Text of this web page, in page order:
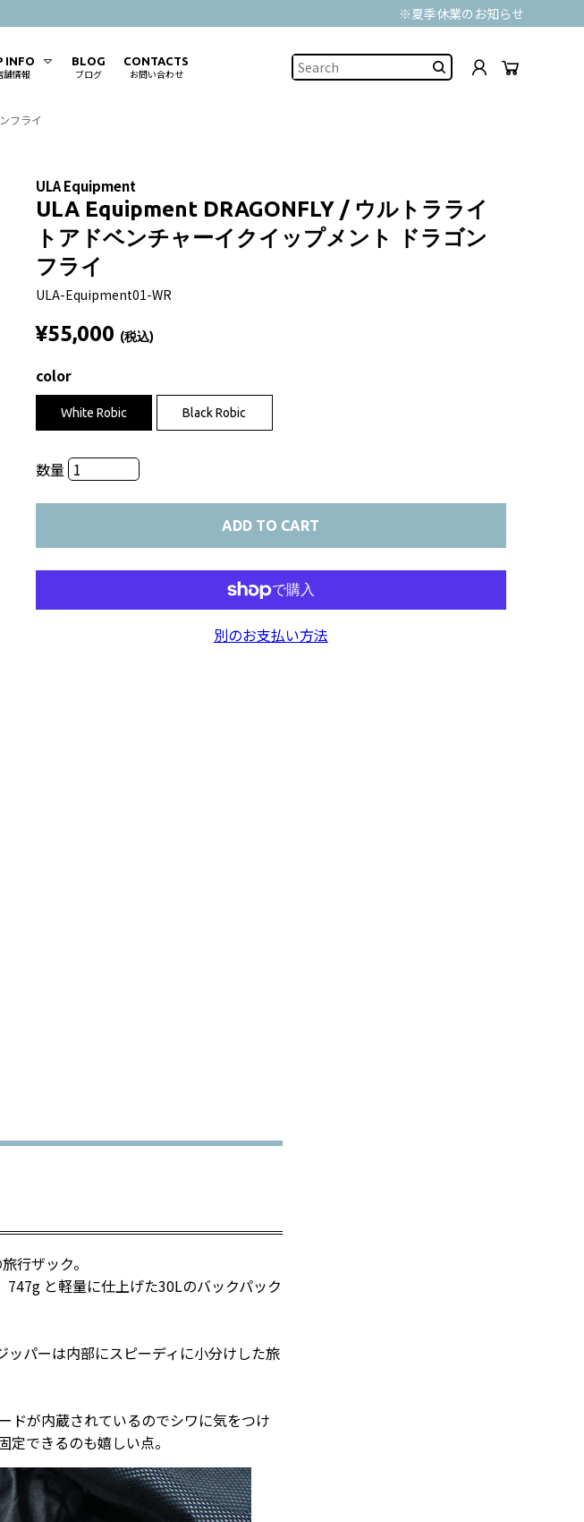
※夏季休業のお知らせ
INFO
舗情報
BLOG
ブログ
CONTACTS
お問い合わせ
フライ
ULA Equipment
ULA Equipment DRAGONFLY / ウルトラライ
トアドベンチャーイクイップメント ドラゴン
フライ
ULA-Equipment01-WR
¥55,000 (税込)
color
White Robic Black Robic
数量
ADD TO CART
別のお支払い方法
行ザック。
と軽量に仕上げた30Lのバックパック
パーは内部にスピーディに小分けした旅
ドが内蔵されているのでシワに気をつけ
できるのも嬉しい点。